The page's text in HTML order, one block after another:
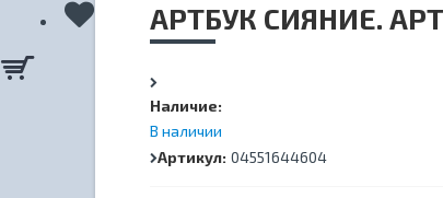
АРТБУК СИЯНИЕ.
Наличие:
В наличии
Артикул: 04551644604